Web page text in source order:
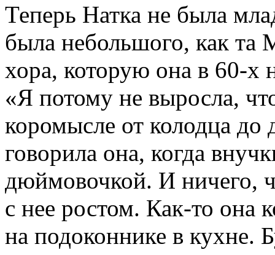
Теперь Натка не была
была небольшого, как та
хора, которую она в 60-х
«Я потому не выросла,
коромысле от колодца
говорила она, когда
дюймовочкой. И ничего,
с нее ростом. Как-то она
на подоконнике в кухне.